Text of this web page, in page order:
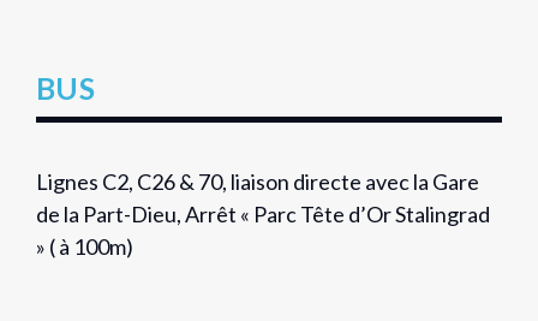
BUS
Lignes C2, C26 & 70, liaison directe avec la Gare
de la Part-Dieu, Arrêt « Parc Tête d’Or Stalingrad
» ( à 100m)